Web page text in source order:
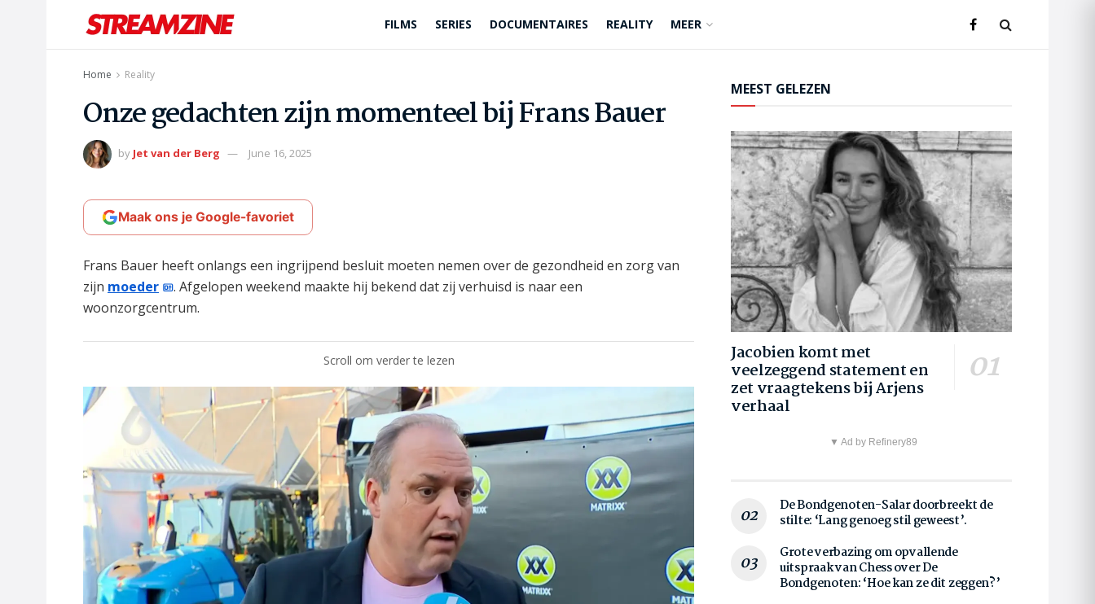
FILMS SERIES DOCUMENTAIRES REALITY MEER
Home Reality
Onze gedachten zijn momenteel bij Frans Bauer
by Jet van der Berg June 16, 2025
Maak ons je Google-favoriet
Frans Bauer heeft onlangs een ingrijpend besluit moeten nemen over de gezondheid en zorg van
zijn moeder
. Afgelopen weekend maakte hij bekend dat zij verhuisd is naar een
woonzorgcentrum.
Scroll om verder te lezen
MEEST GELEZEN
Jacobien komt met
veelzeggend statement en
zet vraagtekens bij Arjens
verhaal
▼ Ad by Refinery89
De Bondgenoten-Salar doorbreekt de
stilte: ‘Lang genoeg stil geweest’.
Grote verbazing om opvallende
uitspraak van Chess over De
Bondgenoten: ‘Hoe kan ze dit zeggen?’